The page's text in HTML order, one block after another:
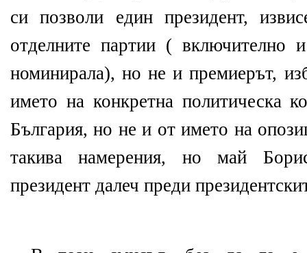
си позволи един президент,
отделните партии ( включително
номинирала), но не и премиерът,
името на конкретна политическа
България, но не и от името на
такива намерения, но май
президент далеч преди